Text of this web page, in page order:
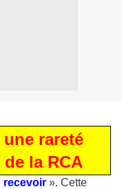
rareté
la RCA
recevoir ». Cette